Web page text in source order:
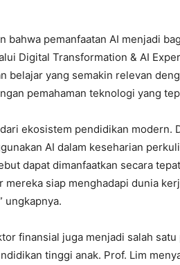
bahwa pemanfaatan AI menjadi
Digital Transformation & AI
belajar yang semakin relevan
pemahaman teknologi yang
ekosistem pendidikan modern.
AI dalam keseharian
dapat dimanfaatkan secara
mereka siap menghadapi dunia
ungkapnya.
finansial juga menjadi salah
tinggi anak. Prof. Lim